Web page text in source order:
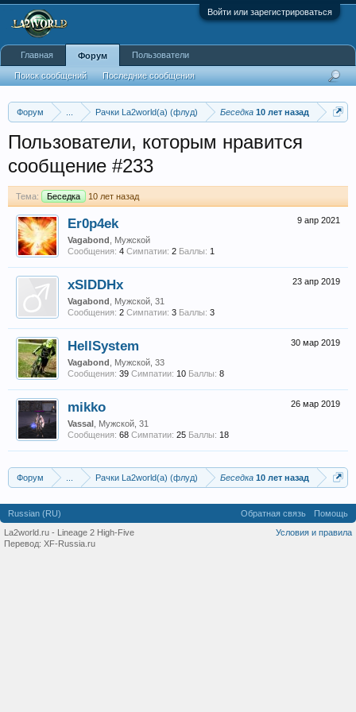
Войти или зарегистрироваться
Форум Рачки La2world(a) (флуд) Беседка 10 лет назад
Пользователи, которым нравится
сообщение #233
Тема: Беседка 10 лет назад
9 апр 2021
Er0p4ek
Vagabond , Мужской
Сообщения: 4 Симпатии: 2 Баллы: 1
23 апр 2019
xSIDDHx
Vagabond , Мужской, 31
Сообщения: 2 Симпатии: 3 Баллы: 3
30 мар 2019
HellSystem
Vagabond , Мужской, 33
Сообщения: 39 Симпатии: 10 Баллы: 8
26 мар 2019
mikko
Vassal , Мужской, 31
Сообщения: 68 Симпатии: 25 Баллы: 18
Форум Рачки La2world(a) (флуд) Беседка 10 лет назад
Главная Форум
Поиск сообщений Последние сообщения
Пользователи
Russian (RU) Обратная связь
Помощь
Условия и правила
La2world.ru - Lineage 2 High-Five
Перевод: XF-Russia.ru